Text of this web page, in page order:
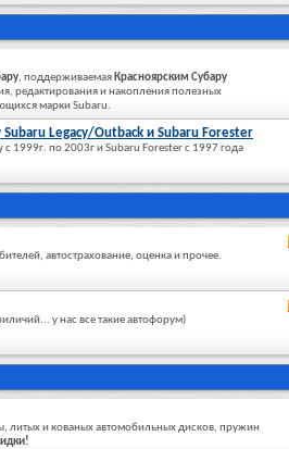
, поддерживаемая Красноярским Субару
редактирования и накопления полезных
марки Subaru.
Subaru Legacy/Outback и Subaru Forester
1999г. по 2003г и Subaru Forester c 1997 года
автострахование, оценка и прочее.
у нас все такие автофорум)
литых и кованых автомобильных дисков, пружин